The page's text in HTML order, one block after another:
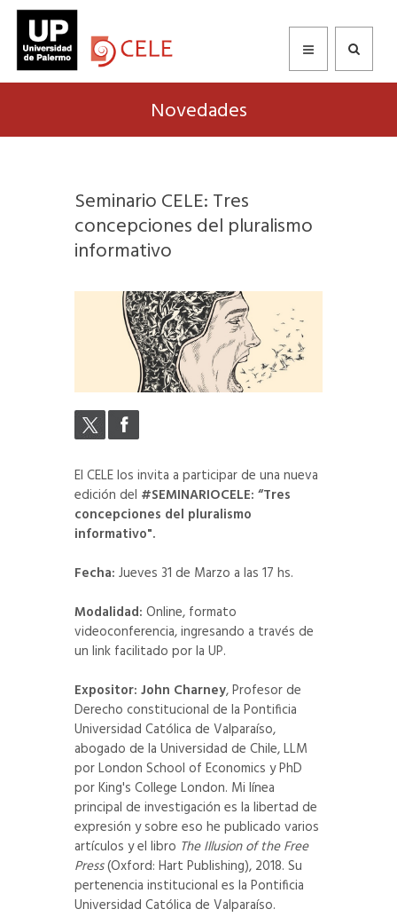
Novedades
Seminario CELE: Tres
concepciones del pluralismo
informativo
El CELE los invita a participar de una nueva
edición del #SEMINARIOCELE: “Tres
concepciones del pluralismo
informativo".
Fecha: Jueves 31 de Marzo a las 17 hs.
Modalidad: Online, formato
videoconferencia, ingresando a través de
un link facilitado por la UP.
Expositor: John Charney, Profesor de
Derecho constitucional de la Pontificia
Universidad Católica de Valparaíso,
abogado de la Universidad de Chile, LLM
por London School of Economics y PhD
por King's College London. Mi línea
principal de investigación es la libertad de
expresión y sobre eso he publicado varios
artículos y el libro The Illusion of the Free
Press(Oxford: Hart Publishing), 2018. Su
pertenencia institucional es la Pontificia
Universidad Católica de Valparaíso.